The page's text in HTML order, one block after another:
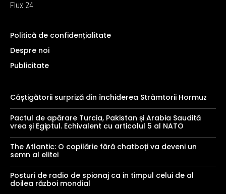
Flux 24
Politică de confidențialitate
Despre noi
Publicitate
Câștigătorii surpriză din închiderea Strâmtorii Hormuz
Pactul de apărare Turcia, Pakistan și Arabia Saudită
vrea și Egiptul. Echivalent cu articolul 5 al NATO
The Atlantic: O copilărie fără chatboți va deveni un
semn al elitei
Posturi de radio de spionaj ca in timpul celui de al
doilea război mondial